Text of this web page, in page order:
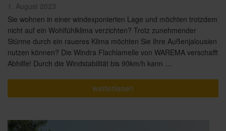
Veröffentlicht
am
1. August 2023
Sie wohnen in einer windexponierten Lage und möchten trotzdem
nicht auf ein Wohlfühlklima verzichten? Trotz zunehmender
Stürme durch ein raueres Klima möchten Sie Ihre Außenjalousien
nutzen können? Die Windra Flachlamelle von WAREMA verschafft
Abhilfe! Durch die Windstabilität bis 90km/h kann …
„WAREMA
Windra
weiterlesen